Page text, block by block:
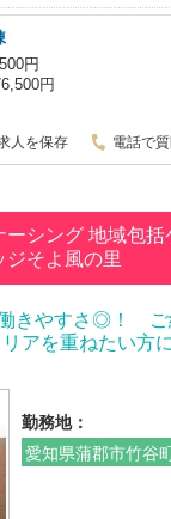
円
円
人を保存 電話で
ーシング地域包括
ジそよ風の里
きやすさ◎！ ご
アを重ねたい方
勤務地：
愛知県蒲郡市竹谷